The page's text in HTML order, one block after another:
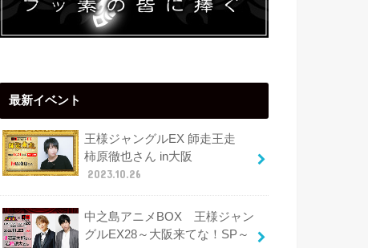
最新イベント
王様ジャングルEX 師走王走
柿原徹也さん in大阪
2023.10.26
中之島アニメBOX 王様ジャン
グルEX28～大阪来てな！SP～